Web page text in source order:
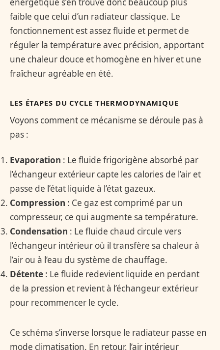
faible que celui d’un radiateur classique. Le
fonctionnement est assez fluide et permet de
réguler la température avec précision, apportant
une chaleur douce et homogène en hiver et une
fraîcheur agréable en été.
LES ÉTAPES DU CYCLE THERMODYNAMIQUE
Voyons comment ce mécanisme se déroule pas à
pas :
Evaporation : Le fluide frigorigène absorbé par
l’échangeur extérieur capte les calories de l’air et
passe de l’état liquide à l’état gazeux.
Compression : Ce gaz est comprimé par un
compresseur, ce qui augmente sa température.
Condensation : Le fluide chaud circule vers
l’échangeur intérieur où il transfère sa chaleur à
l’air ou à l’eau du système de chauffage.
Détente : Le fluide redevient liquide en perdant
de la pression et revient à l’échangeur extérieur
pour recommencer le cycle.
Ce schéma s’inverse lorsque le radiateur passe en
mode climatisation. En retour, l’air intérieur